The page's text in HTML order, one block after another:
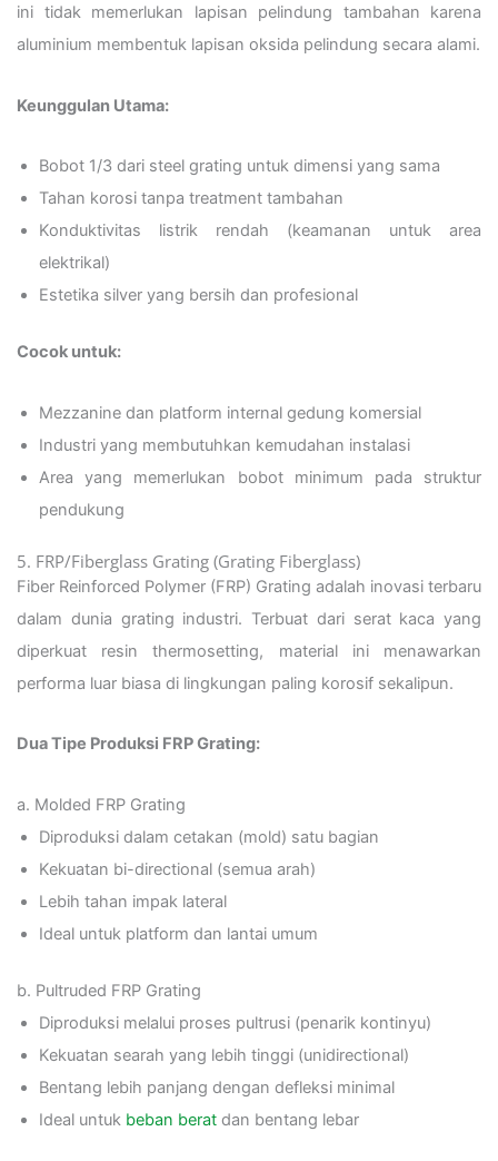
ini tidak memerlukan lapisan pelindung tambahan karena
aluminium membentuk lapisan oksida pelindung secara alami.
Keunggulan Utama:
Bobot 1/3 dari steel grating untuk dimensi yang sama
Tahan korosi tanpa treatment tambahan
Konduktivitas listrik rendah (keamanan untuk area
elektrikal)
Estetika silver yang bersih dan profesional
Cocok untuk:
Mezzanine dan platform internal gedung komersial
Industri yang membutuhkan kemudahan instalasi
Area yang memerlukan bobot minimum pada struktur
pendukung
5. FRP/Fiberglass Grating (Grating Fiberglass)
Fiber Reinforced Polymer (FRP) Grating adalah inovasi terbaru
dalam dunia grating industri. Terbuat dari serat kaca yang
diperkuat resin thermosetting, material ini menawarkan
performa luar biasa di lingkungan paling korosif sekalipun.
Dua Tipe Produksi FRP Grating:
a. Molded FRP Grating
Diproduksi dalam cetakan (mold) satu bagian
Kekuatan bi-directional (semua arah)
Lebih tahan impak lateral
Ideal untuk platform dan lantai umum
b. Pultruded FRP Grating
Diproduksi melalui proses pultrusi (penarik kontinyu)
Kekuatan searah yang lebih tinggi (unidirectional)
Bentang lebih panjang dengan defleksi minimal
Ideal untuk beban berat dan bentang lebar